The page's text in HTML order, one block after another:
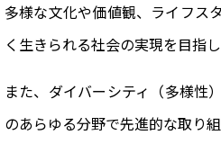
多様な文化や価値観、ライフス
く生きられる社会の実現を目指し
また、ダイバーシティ（多様性
のあらゆる分野で先進的な取り